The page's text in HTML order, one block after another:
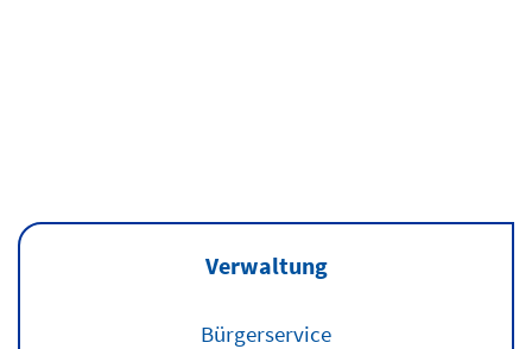
Verwaltung
Bürgerservice